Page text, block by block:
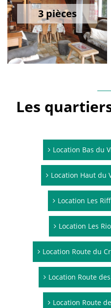
3 pièces
Les
Location Bas du
Location Haut du
Location Les
Location Les
Location Route du
Location Route
Location Route